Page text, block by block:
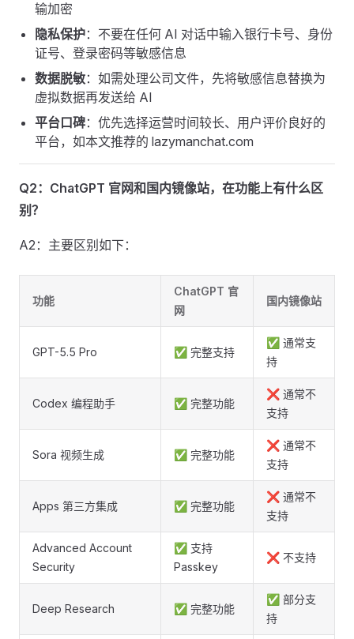
输加密
隐私保护：不要在任何 AI 对话中输入银行卡号、身份
证号、登录密码等敏感信息
数据脱敏：如需处理公司文件，先将敏感信息替换为
虚拟数据再发送给 AI
平台口碑：优先选择运营时间较长、用户评价良好的
平台，如本文推荐的 lazymanchat.com
Q2：ChatGPT 官网和国内镜像站，在功能上有什么区
别？
A2：主要区别如下：
功能
ChatGPT 官
网
国内镜像站
GPT-5.5 Pro ✅ 完整支持
✅ 通常支
持
Codex 编程助手 ✅ 完整功能
❌ 通常不
支持
Sora 视频生成 ✅ 完整功能
❌ 通常不
支持
Apps 第三方集成 ✅ 完整功能
❌ 通常不
支持
Advanced Account
Security
✅ 支持
Passkey
❌ 不支持
Deep Research ✅ 完整功能
✅ 部分支
持